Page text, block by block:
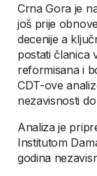
Crna Gora je
još prije
decenije a
postati članica
reformisana i
CDT-ove
nezavisnosti
Analiza je
Institutom
godina